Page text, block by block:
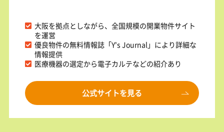
大阪を拠点としながら、全国規模の開業物件サイト
を運営
優良物件の無料情報誌「Y's Journal」により詳細な
情報提供
医療機器の選定から電子カルテなどの紹介あり
公式サイトを見る